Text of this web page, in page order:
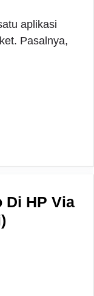
aplikasi
Pasalnya,
Di HP Via